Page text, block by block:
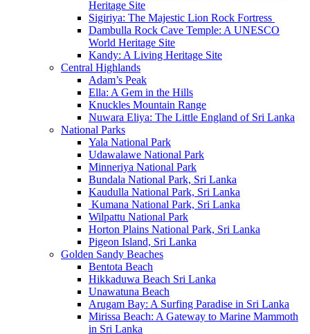
Heritage Site
Sigiriya: The Majestic Lion Rock Fortress
Dambulla Rock Cave Temple: A UNESCO
World Heritage Site
Kandy: A Living Heritage Site
Central Highlands
Adam’s Peak
Ella: A Gem in the Hills
Knuckles Mountain Range
Nuwara Eliya: The Little England of Sri Lanka
National Parks
Yala National Park
Udawalawe National Park
Minneriya National Park
Bundala National Park, Sri Lanka
Kaudulla National Park, Sri Lanka
Kumana National Park, Sri Lanka
Wilpattu National Park
Horton Plains National Park, Sri Lanka
Pigeon Island, Sri Lanka
Golden Sandy Beaches
Bentota Beach
Hikkaduwa Beach Sri Lanka
Unawatuna Beach
Arugam Bay: A Surfing Paradise in Sri Lanka
Mirissa Beach: A Gateway to Marine Mammoth
in Sri Lanka